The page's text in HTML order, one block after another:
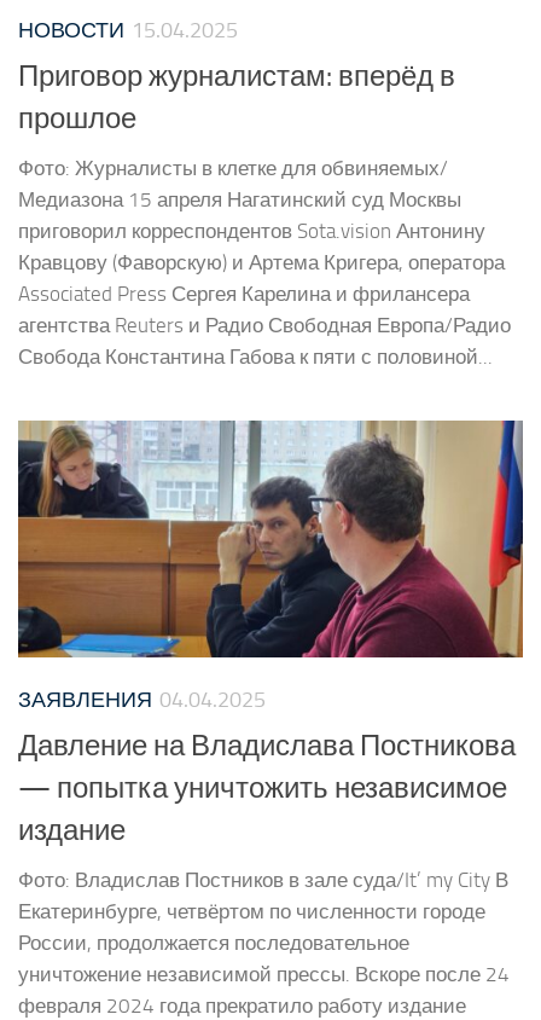
НОВОСТИ 15.04.2025
Приговор журналистам: вперёд в
прошлое
Фото: Журналисты в клетке для обвиняемых/
Медиазона 15 апреля Нагатинский суд Москвы
приговорил корреспондентов Sota.vision Антонину
Кравцову (Фаворскую) и Артема Кригера, оператора
Associated Press Сергея Карелина и фрилансера
агентства Reuters и Радио Свободная Европа/Радио
Свобода Константина Габова к пяти с половиной...
ЗАЯВЛЕНИЯ 04.04.2025
Давление на Владислава Постникова
— попытка уничтожить независимое
издание
Фото: Владислав Постников в зале суда/It’ my City В
Екатеринбурге, четвёртом по численности городе
России, продолжается последовательное
уничтожение независимой прессы. Вскоре после 24
февраля 2024 года прекратило работу издание